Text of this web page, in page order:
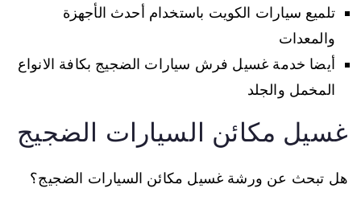
تلميع سيارات الكويت باستخدام أحدث الأجهزة
والمعدات
أيضا خدمة غسيل فرش سيارات الضجيج بكافة الانواع
المخمل والجلد
غسيل مكائن السيارات الضجيج
هل تبحث عن ورشة غسيل مكائن السيارات الضجيج؟